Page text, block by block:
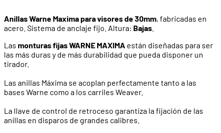
Anillas Warne Maxima para visores de 30mm, fabricadas en
acero. Sistema de anclaje fijo. Altura: Bajas
Las monturas fijas WARNE MAXIMA están diseñadas para ser
las más duras y de más durabilidad que pueda disponer un
tirador.
Las anillas Máxima se acoplan perfectamente tanto a las
bases Warne como a los carriles Weaver.
La llave de control de retroceso garantiza la fijación de las
anillas en disparos de grandes calibres.